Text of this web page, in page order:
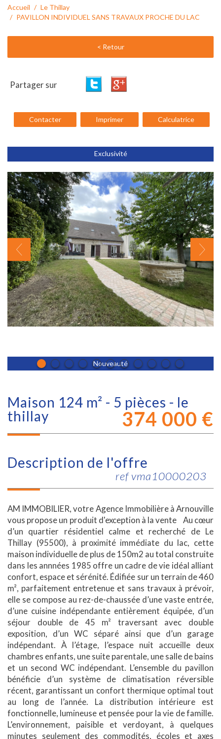
Accueil
Le Thillay
PAVILLON INDIVIDUEL SANS TRAVAUX PROCHE DU LAC
< Retour
Partager sur
Contacter Imprimer Calculatrice
Exclusivité
Nouveauté
maison 124 m² - 5 pièces - le
thillay
374 000 €
description de l'offre
ref vma10000203
AM IMMOBILIER, votre Agence Immobilière à Arnouville
vous propose un produit d'exception à la vente Au cœur
d’un quartier résidentiel calme et recherché de Le
Thillay (95500), à proximité immédiate du lac, cette
maison individuelle de plus de 150m2 au total construite
dans les annnées 1985 offre un cadre de vie idéal alliant
confort, espace et sérénité. Édifiée sur un terrain de 460
m², parfaitement entretenue et sans travaux à prévoir,
elle se compose au rez-de-chaussée d’une vaste entrée,
d’une cuisine indépendante entièrement équipée, d’un
séjour double de 45 m² traversant avec double
exposition, d’un WC séparé ainsi que d’un garage
indépendant. À l’étage, l’espace nuit accueille deux
chambres enfants, une suite parentale, une salle de bains
et un second WC indépendant. L’ensemble du pavillon
bénéficie d’un système de climatisation réversible
récent, garantissant un confort thermique optimal tout
au long de l’année. La distribution intérieure est
fonctionnelle, lumineuse et pensée pour la vie de famille.
L’environnement, paisible et verdoyant, à quelques
minutes seulement des commodités, écoles et axes